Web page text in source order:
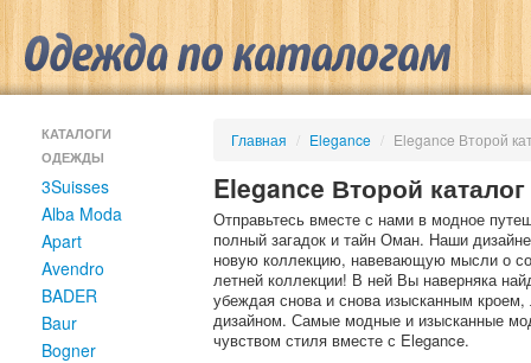
КАТАЛОГИ
ОДЕЖДЫ
3Suisses
Alba Moda
Apart
Avendro
BADER
Baur
Bogner
Главная / Elegance / Elegance Второй
Elegance Второй
Отправьтесь вместе с нами в модное
полный загадок и тайн Оман. Наши
новую коллекцию, навевающую мысли о
летней коллекции! В ней Вы наверняка
убеждая снова и снова изысканным
дизайном. Самые модные и изысканные
чувством стиля вместе с Elegance.